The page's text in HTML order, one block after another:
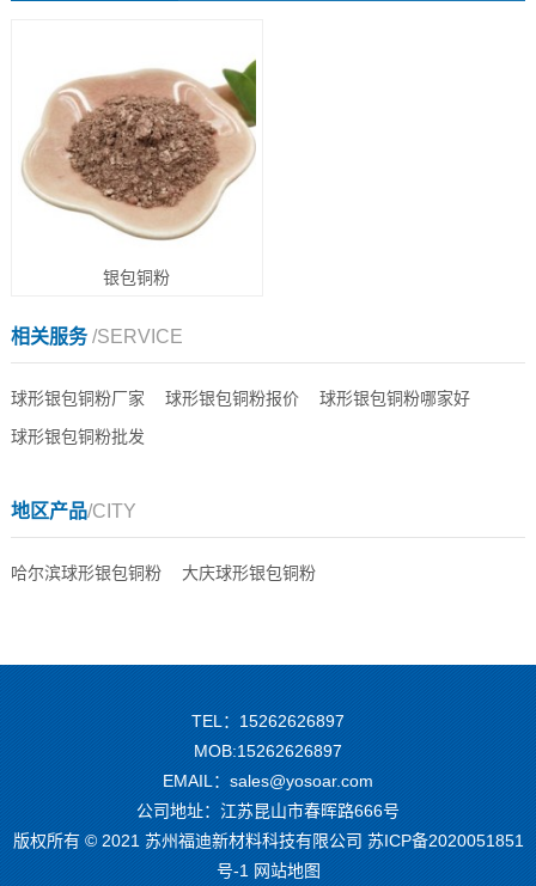
银包铜粉
相关服务/SERVICE
球形银包铜粉厂家 球形银包铜粉报价
球形银包铜粉哪家好
球形银包铜粉批发
地区产品/CITY
哈尔滨球形银包铜粉 大庆球形银包铜粉
TEL：15262626897
MOB:15262626897
EMAIL：sales@yosoar.com
公司地址：江苏昆山市春晖路666号
版权所有 © 2021 苏州福迪新材料科技有限公司 苏ICP备2020051851
号-1 网站地图